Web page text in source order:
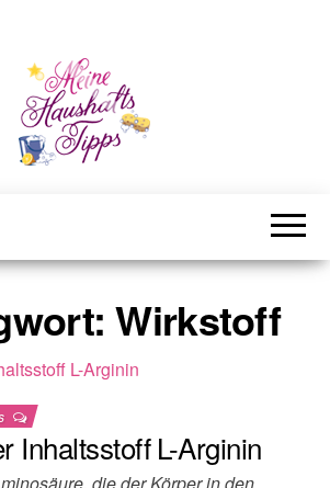
Wirkstoff
Inhaltsstoff L-Arginin
die der Körper in den